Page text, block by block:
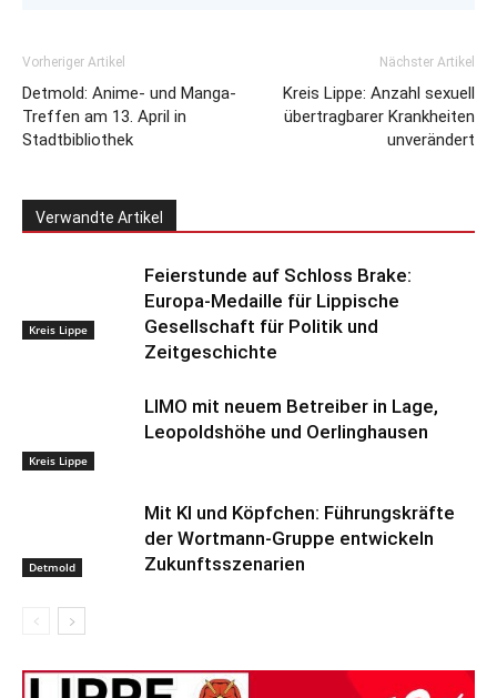
Vorheriger Artikel
Detmold: Anime- und Manga-
Treffen am 13. April in
Stadtbibliothek
Nächster Artikel
Kreis Lippe: Anzahl sexuell
übertragbarer Krankheiten
unverändert
Verwandte Artikel
Kreis Lippe
Feierstunde auf Schloss Brake:
Europa-Medaille für Lippische
Gesellschaft für Politik und
Zeitgeschichte
Kreis Lippe
LIMO mit neuem Betreiber in Lage,
Leopoldshöhe und Oerlinghausen
Detmold
Mit KI und Köpfchen: Führungskräfte
der Wortmann-Gruppe entwickeln
Zukunftsszenarien